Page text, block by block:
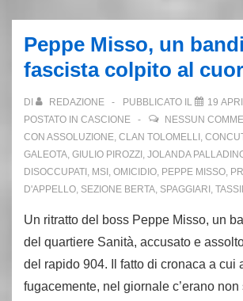
è
morto
Servello,
60
anni
ai
vertici
fascisteria
di
Palazzo
Peppe Misso, un
fascista colpito al
DI REDAZIONE PUBBLICATO IL
19
POSTATO IN CASCIONE NESSUN
CON ASSOLUZIONE, CLAN TOLOMELLI ,
GALEOTA, GIULIO PIROZZI , JOLANDA
DISOCCUPATI , MSI , OMICIDIO, PEPPE MISSO,
D'APPELLO, SEZIONE BERTA, SPAGGIARI ,
Un ritratto del boss Peppe Misso, un
del quartiere Sanità, accusato e
del rapido 904. Il fatto di cronaca a cui
fugacemente, nel giornale c’erano non